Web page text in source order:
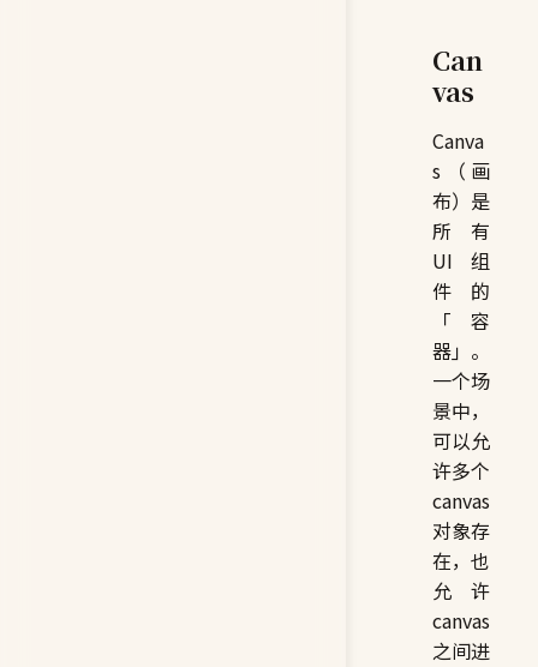
Can
vas
Canva
s（画
布）是
所有
UI 组
件的
「容
器」。
一个场
景中，
可以允
许多个
canvas
对象存
在，也
允许
canvas
之间进